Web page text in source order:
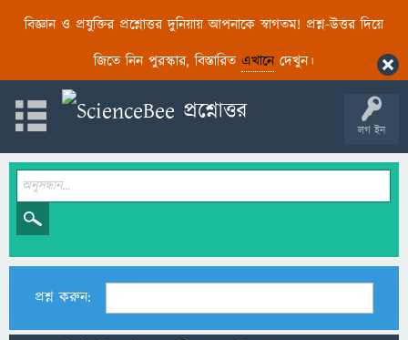
বিজ্ঞান ও প্রযুক্তির প্রশ্নোত্তর দুনিয়ায় আপনাকে স্বাগতম! প্রশ্ন-উত্তর দিয়ে
জিতে নিন পুরস্কার, বিস্তারিত এখানেদেখুন।
লগ ইন
প্রশ্ন করুন: